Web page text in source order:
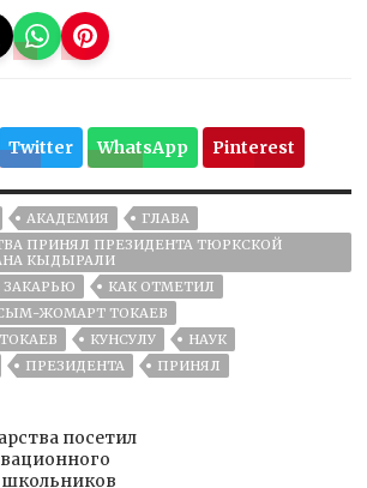
Twitter WhatsApp Pinterest
АКАДЕМИЯ
ГЛАВА
ПРИНЯЛ ПРЕЗИДЕНТА ТЮРКСКОЙ
КЫДЫРАЛИ
ЗАКАРЬЮ
КАК ОТМЕТИЛ
ЖОМАРТ ТОКАЕВ
КУНСУЛУ
НАУК
ПРЕЗИДЕНТА ПРИНЯЛ
посетил
школьников